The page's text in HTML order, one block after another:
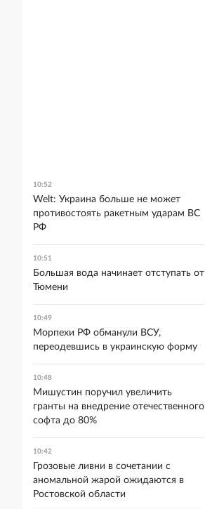
10:52
Welt: Украина больше не может
противостоять ракетным ударам ВС
РФ
10:51
Большая вода начинает отступать от
Тюмени
10:49
Морпехи РФ обманули ВСУ,
переодевшись в украинскую форму
10:48
Мишустин поручил увеличить
гранты на внедрение отечественного
софта до 80%
10:42
Грозовые ливни в сочетании с
аномальной жарой ожидаются в
Ростовской области